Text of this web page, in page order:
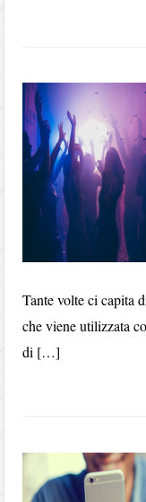
Tante volte ci capita
che viene utilizzata
di […]